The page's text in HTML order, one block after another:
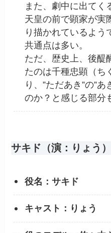
また、劇中に出てく
天皇の前で顕家が実
り描かれているよう
共通点は多い。
ただ、歴史上、後醍
たのは千種忠顕（ち
り、”ただあき”の”
のか？と感じる部分
サキド（演：りょう）
役名：サキド
キャスト：りょう